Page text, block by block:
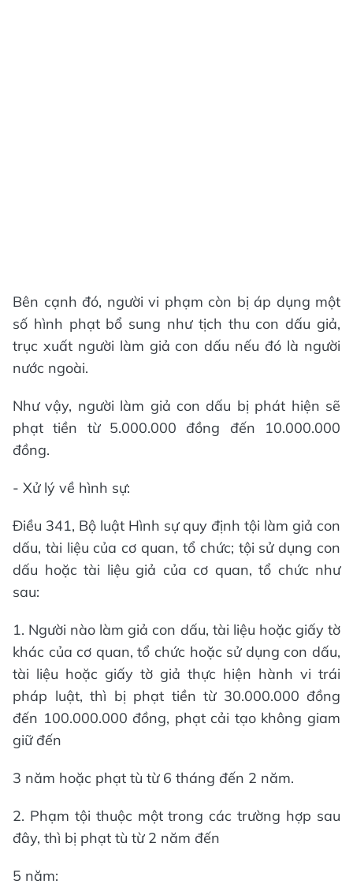
Bên cạnh đó, người vi phạm còn bị áp dụng một
số hình phạt bổ sung như tịch thu con dấu giả,
trục xuất người làm giả con dấu nếu đó là người
nước ngoài.
Như vậy, người làm giả con dấu bị phát hiện sẽ
phạt tiền từ 5.000.000 đồng đến 10.000.000
đồng.
- Xử lý về hình sự:
Điều 341, Bộ luật Hình sự quy định tội làm giả con
dấu, tài liệu của cơ quan, tổ chức; tội sử dụng con
dấu hoặc tài liệu giả của cơ quan, tổ chức như
sau:
1. Người nào làm giả con dấu, tài liệu hoặc giấy tờ
khác của cơ quan, tổ chức hoặc sử dụng con dấu,
tài liệu hoặc giấy tờ giả thực hiện hành vi trái
pháp luật, thì bị phạt tiền từ 30.000.000 đồng
đến 100.000.000 đồng, phạt cải tạo không giam
giữ đến
3 năm hoặc phạt tù từ 6 tháng đến 2 năm.
2. Phạm tội thuộc một trong các trường hợp sau
đây, thì bị phạt tù từ 2 năm đến
5 năm: